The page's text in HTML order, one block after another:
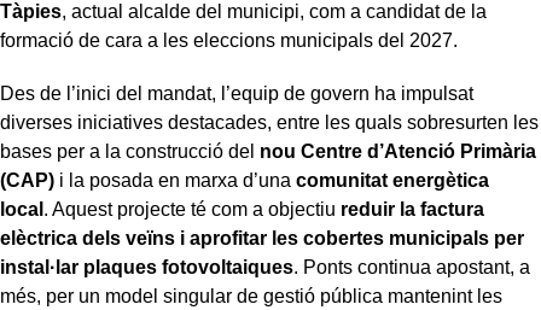
Tàpies, actual alcalde del municipi, com a candidat de la
formació de cara a les eleccions municipals del 2027.
Des de l’inici del mandat, l’equip de govern ha impulsat
diverses iniciatives destacades, entre les quals sobresurten les
bases per a la construcció del nou Centre d’Atenció Primària
(CAP) i la posada en marxa d’una comunitat energètica
local . Aquest projecte té com a objectiu reduir la factura
elèctrica dels veïns i aprofitar les cobertes municipals per
instal·lar plaques fotovoltaiques. Ponts continua apostant, a
més, per un model singular de gestió pública mantenint les